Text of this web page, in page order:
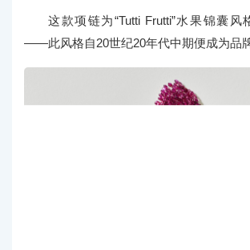
这款项链为“Tutti Frutti”水果锦囊风
——此风格自20世纪20年代中期便成为品